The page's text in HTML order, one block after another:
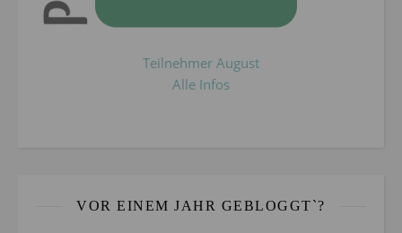
Teilnehmer August
Alle Infos
VOR EINEM JAHR GEBLOGGT`?